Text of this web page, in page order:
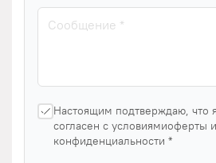
Настоящим подтверждаю, что
согласен с условиямиоферты
конфиденциальности *